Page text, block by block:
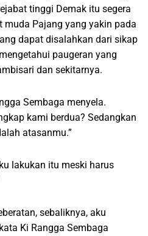
tinggi Demak itu segera
muda Pajang yang yakin pada
dapat disalahkan dari sikap
paugeran yang
dan sekitarnya.
Sembaga menyela.
kami berdua? Sedangkan
atasanmu.”
lakukan itu meski harus
sebaliknya, aku
Ki Rangga Sembaga